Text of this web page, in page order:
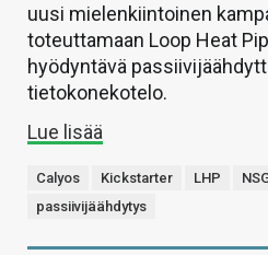
uusi mielenkiintoinen
toteuttamaan Loop Heat
hyödyntävä
tietokonekotelo.
Lue lisää
Calyos Kickstarter LHP
passiivijäähdytys